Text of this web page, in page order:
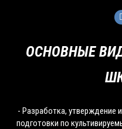
ОСНОВНЫЕ
- Разработка, утверждение
подготовки по